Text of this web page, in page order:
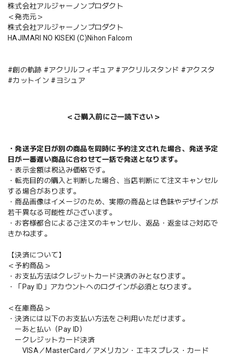
株式会社アルジャーノンプロダクト
＜発売元＞
株式会社アルジャーノンプロダクト
HAJIMARI NO KISEKI (C)Nihon Falcom
#創の軌跡 #アクリルフィギュア #アクリルスタンド #アクスタ
#カットイン #ヨシュア
＜ご購入前にご一読下さい＞
・発送予定日が別の商品を同時に予約注文された場合、発送予定
日が一番遅い商品に合わせて一括で発送となります。
・表示金額は税込み価格です。
・転売目的の購入と判断した場合、当店判断にて注文キャンセル
する場合があります。
・商品画像はイメージのため、実際の商品とは色味やデザインが
若干異なる可能性がございます。
・お客様都合によるご注文のキャンセル、返品・返金はご対応で
きかねます。
【決済について】
＜予約商品＞
・お支払方法はクレジットカード決済のみとなります。
・「Pay ID」アカウントへのログインが必須となります。
＜在庫商品＞
・決済には以下のお支払い方法をご利用いただけます。
ーあと払い（Pay ID）
ークレジットカード決済
VISA／MasterCard／アメリカン・エキスプレス・カード